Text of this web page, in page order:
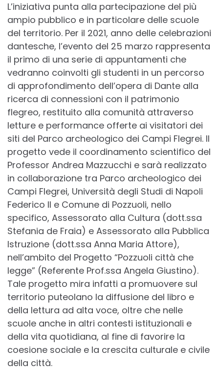
L’iniziativa punta alla partecipazione del più
ampio pubblico e in particolare delle scuole
del territorio. Per il 2021, anno delle celebrazioni
dantesche, l’evento del 25 marzo rappresenta
il primo di una serie di appuntamenti che
vedranno coinvolti gli studenti in un percorso
di approfondimento dell’opera di Dante alla
ricerca di connessioni con il patrimonio
flegreo, restituito alla comunità attraverso
letture e performance offerte ai visitatori dei
siti del Parco archeologico dei Campi Flegrei. Il
progetto vede il coordinamento scientifico del
Professor Andrea Mazzucchi e sarà realizzato
in collaborazione tra Parco archeologico dei
Campi Flegrei, Università degli Studi di Napoli
Federico II e Comune di Pozzuoli, nello
specifico, Assessorato alla Cultura (dott.ssa
Stefania de Fraia) e Assessorato alla Pubblica
Istruzione (dott.ssa Anna Maria Attore),
nell’ambito del Progetto “Pozzuoli città che
legge” (Referente Prof.ssa Angela Giustino).
Tale progetto mira infatti a promuovere sul
territorio puteolano la diffusione del libro e
della lettura ad alta voce, oltre che nelle
scuole anche in altri contesti istituzionali e
della vita quotidiana, al fine di favorire la
coesione sociale e la crescita culturale e civile
della città.